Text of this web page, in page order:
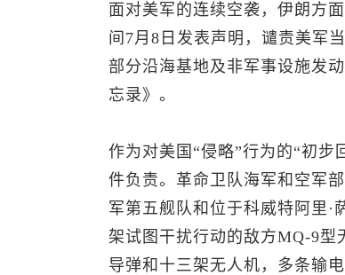
面对美军的连续空袭，伊朗方
间7月8日发表声明，谴责美军
部分沿海基地及非军事设施发
忘录》。
作为对美国“侵略”行为的“初
件负责。革命卫队海军和空军
军第五舰队和位于科威特阿里·
架试图干扰行动的敌方MQ-9型
导弹和十三架无人机，多条输